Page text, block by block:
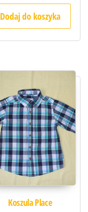
Dodaj do koszyka
Koszula Place